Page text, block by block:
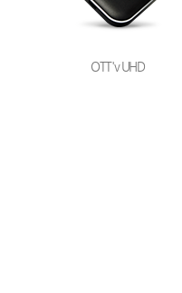
OTT'v UHD